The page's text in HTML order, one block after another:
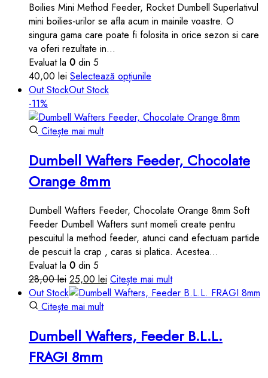
Opțiunile
pot
fi
pagina
Boilies Mini Method Feeder, Rocket Dumbell Superlativul
mini boilies-urilor se afla acum in mainile voastre. O
singura gama care poate fi folosita in orice sezon si care
va oferi rezultate in…
Evaluat la 0 din 5
40,00 lei Selectează opțiunile
mai
Opțiunile
pot
în
pagina
produsului.
Out StockOut Stock
-11%
Citește mai mult
Dumbell Wafters Feeder, Chocolate
Orange 8mm
Dumbell Wafters Feeder, Chocolate Orange 8mm Soft
Feeder Dumbell Wafters sunt momeli create pentru
pescuitul la method feeder, atunci cand efectuam partide
de pescuit la crap , caras si platica. Acestea…
Evaluat la 0 din 5
28,00lei Prețul
inițial
a
28,00 lei.
25,00 lei Prețul
curent
Citește mai mult
Out Stock
Citește mai mult
Dumbell Wafters, Feeder B.L.L.
FRAGI 8mm